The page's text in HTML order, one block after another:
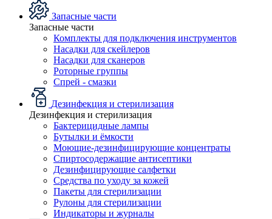
Запасные части
Запасные части
Комплекты для подключения инструментов
Насадки для скейлеров
Насадки для сканеров
Роторные группы
Спрей - смазки
Дезинфекция и стерилизация
Дезинфекция и стерилизация
Бактерицидные лампы
Бутылки и ёмкости
Моющие-дезинфицирующие концентраты
Спиртосодержащие антисептики
Дезинфицирующие салфетки
Средства по уходу за кожей
Пакеты для стерилизации
Рулоны для стерилизации
Индикаторы и журналы